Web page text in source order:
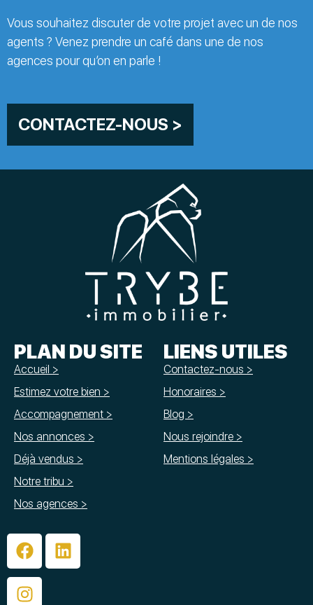
Vous souhaitez discuter de votre projet avec un de nos
agents ? Venez prendre un café dans une de nos
agences pour qu’on en parle !
CONTACTEZ-NOUS >
PLAN DU SITE
Accueil >
Estimez votre bien >
Accompagnement >
Nos annonces >
Déjà vendus >
Notre tribu >
Nos agences >
LIENS UTILES
Contactez-nous >
Honoraires >
Blog >
Nous rejoindre >
Mentions légales >